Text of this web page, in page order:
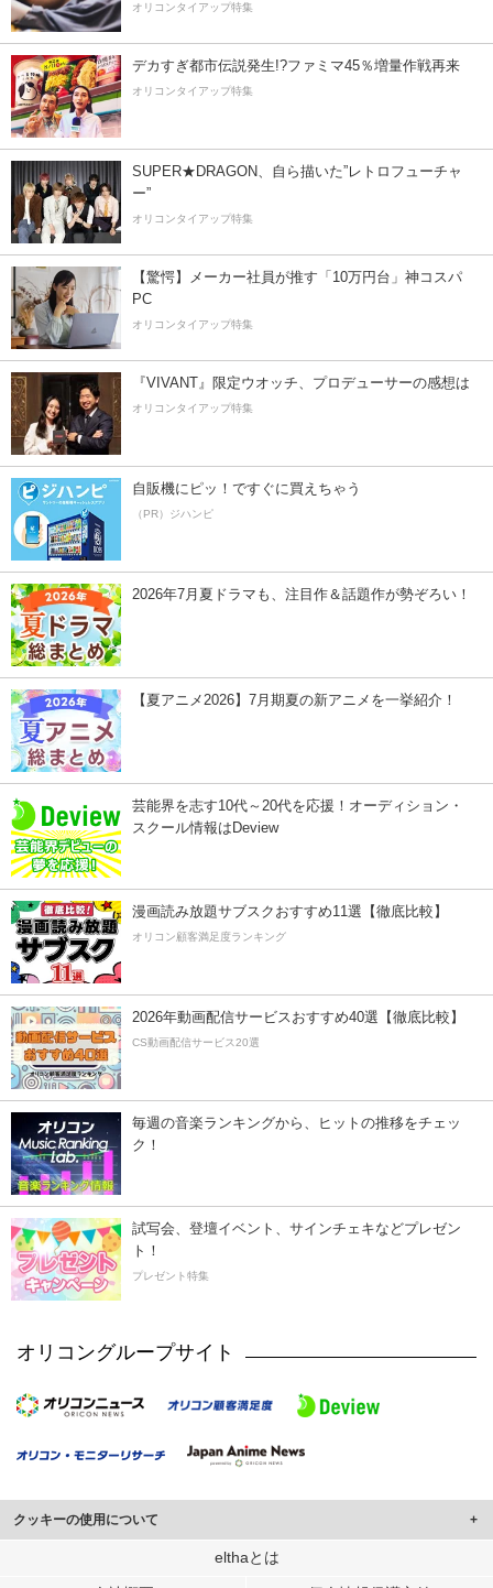
オリコンタイアップ特集
デカすぎ都市伝説発生!?ファミマ45％増量作戦再来
オリコンタイアップ特集
SUPER★DRAGON、自ら描いた”レトロフューチャ
ー”
オリコンタイアップ特集
【驚愕】メーカー社員が推す「10万円台」神コスパ
PC
オリコンタイアップ特集
『VIVANT』限定ウオッチ、プロデューサーの感想は
オリコンタイアップ特集
自販機にピッ！ですぐに買えちゃう
（PR）ジハンピ
2026年7月夏ドラマも、注目作＆話題作が勢ぞろい！
【夏アニメ2026】7月期夏の新アニメを一挙紹介！
芸能界を志す10代～20代を応援！オーディション・
スクール情報はDeview
漫画読み放題サブスクおすすめ11選【徹底比較】
オリコン顧客満足度ランキング
2026年動画配信サービスおすすめ40選【徹底比較】
CS動画配信サービス20選
毎週の音楽ランキングから、ヒットの推移をチェッ
ク！
試写会、登壇イベント、サインチェキなどプレゼン
ト！
プレゼント特集
オリコングループサイト
クッキーの使用について
このサイトでは Cookie を使用して、ユーザーに合わせたコンテンツや広告の
elthaとは